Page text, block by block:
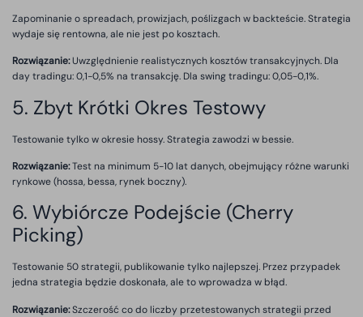
Zapominanie o spreadach, prowizjach, poślizgach w backteście. Strategia
wydaje się rentowna, ale nie jest po kosztach.
Rozwiązanie:Uwzględnienie realistycznych kosztów transakcyjnych. Dla
day tradingu: 0,1-0,5% na transakcję. Dla swing tradingu: 0,05-0,1%.
5. Zbyt Krótki Okres Testowy
Testowanie tylko w okresie hossy. Strategia zawodzi w bessie.
Rozwiązanie:Test na minimum 5-10 lat danych, obejmujący różne warunki
rynkowe (hossa, bessa, rynek boczny).
6. Wybiórcze Podejście (Cherry
Picking)
Testowanie 50 strategii, publikowanie tylko najlepszej. Przez przypadek
jedna strategia będzie doskonała, ale to wprowadza w błąd.
Rozwiązanie:Szczerość co do liczby przetestowanych strategii przed